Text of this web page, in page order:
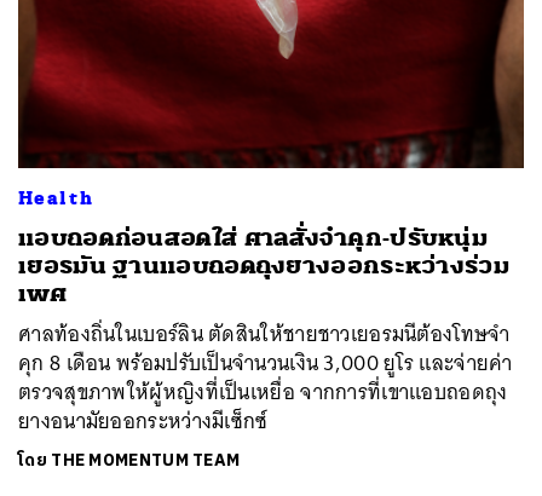
Health
แอบถอดก่อนสอดใส่ ศาลสั่งจำคุก-ปรับหนุ่ม
เยอรมัน ฐานแอบถอดถุงยางออกระหว่างร่วม
เพศ
ศาลท้องถิ่นในเบอร์ลิน ตัดสินให้ชายชาวเยอรมนีต้องโทษจำ
คุก 8 เดือน พร้อมปรับเป็นจำนวนเงิน 3,000 ยูโร และจ่ายค่า
ตรวจสุขภาพให้ผู้หญิงที่เป็นเหยื่อ จากการที่เขาแอบถอดถุง
ยางอนามัยออกระหว่างมีเซ็กซ์
โดย THE MOMENTUM TEAM